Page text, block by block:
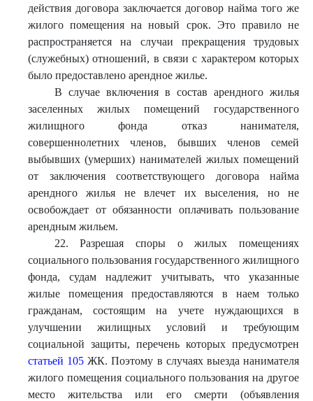
действия договора заключается договор найма того же
жилого помещения на новый срок. Это правило не
распространяется на случаи прекращения трудовых
(служебных) отношений, в связи с характером которых
было предоставлено арендное жилье.
В случае включения в состав арендного жилья
заселенных жилых помещений государственного
жилищного фонда отказ нанимателя,
совершеннолетних членов, бывших членов семей
выбывших (умерших) нанимателей жилых помещений
от заключения соответствующего договора найма
арендного жилья не влечет их выселения, но не
освобождает от обязанности оплачивать пользование
арендным жильем.
22. Разрешая споры о жилых помещениях
социального пользования государственного жилищного
фонда, судам надлежит учитывать, что указанные
жилые помещения предоставляются в наем только
гражданам, состоящим на учете нуждающихся в
улучшении жилищных условий и требующим
социальной защиты, перечень которых предусмотрен
статьей 105 ЖК. Поэтому в случаях выезда нанимателя
жилого помещения социального пользования на другое
место жительства или его смерти (объявления